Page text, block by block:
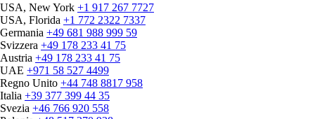
USA, New York +1 917 267 7727
USA, Florida +1 772 2322 7337
Germania +49 681 988 999 59
Svizzera +49 178 233 41 75
Austria +49 178 233 41 75
UAE +971 58 527 4499
Regno Unito +44 748 8817 958
Italia +39 377 399 44 35
Svezia +46 766 920 558